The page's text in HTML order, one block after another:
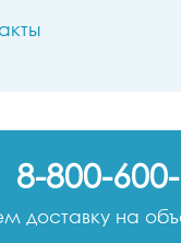
8-800-
доставку на